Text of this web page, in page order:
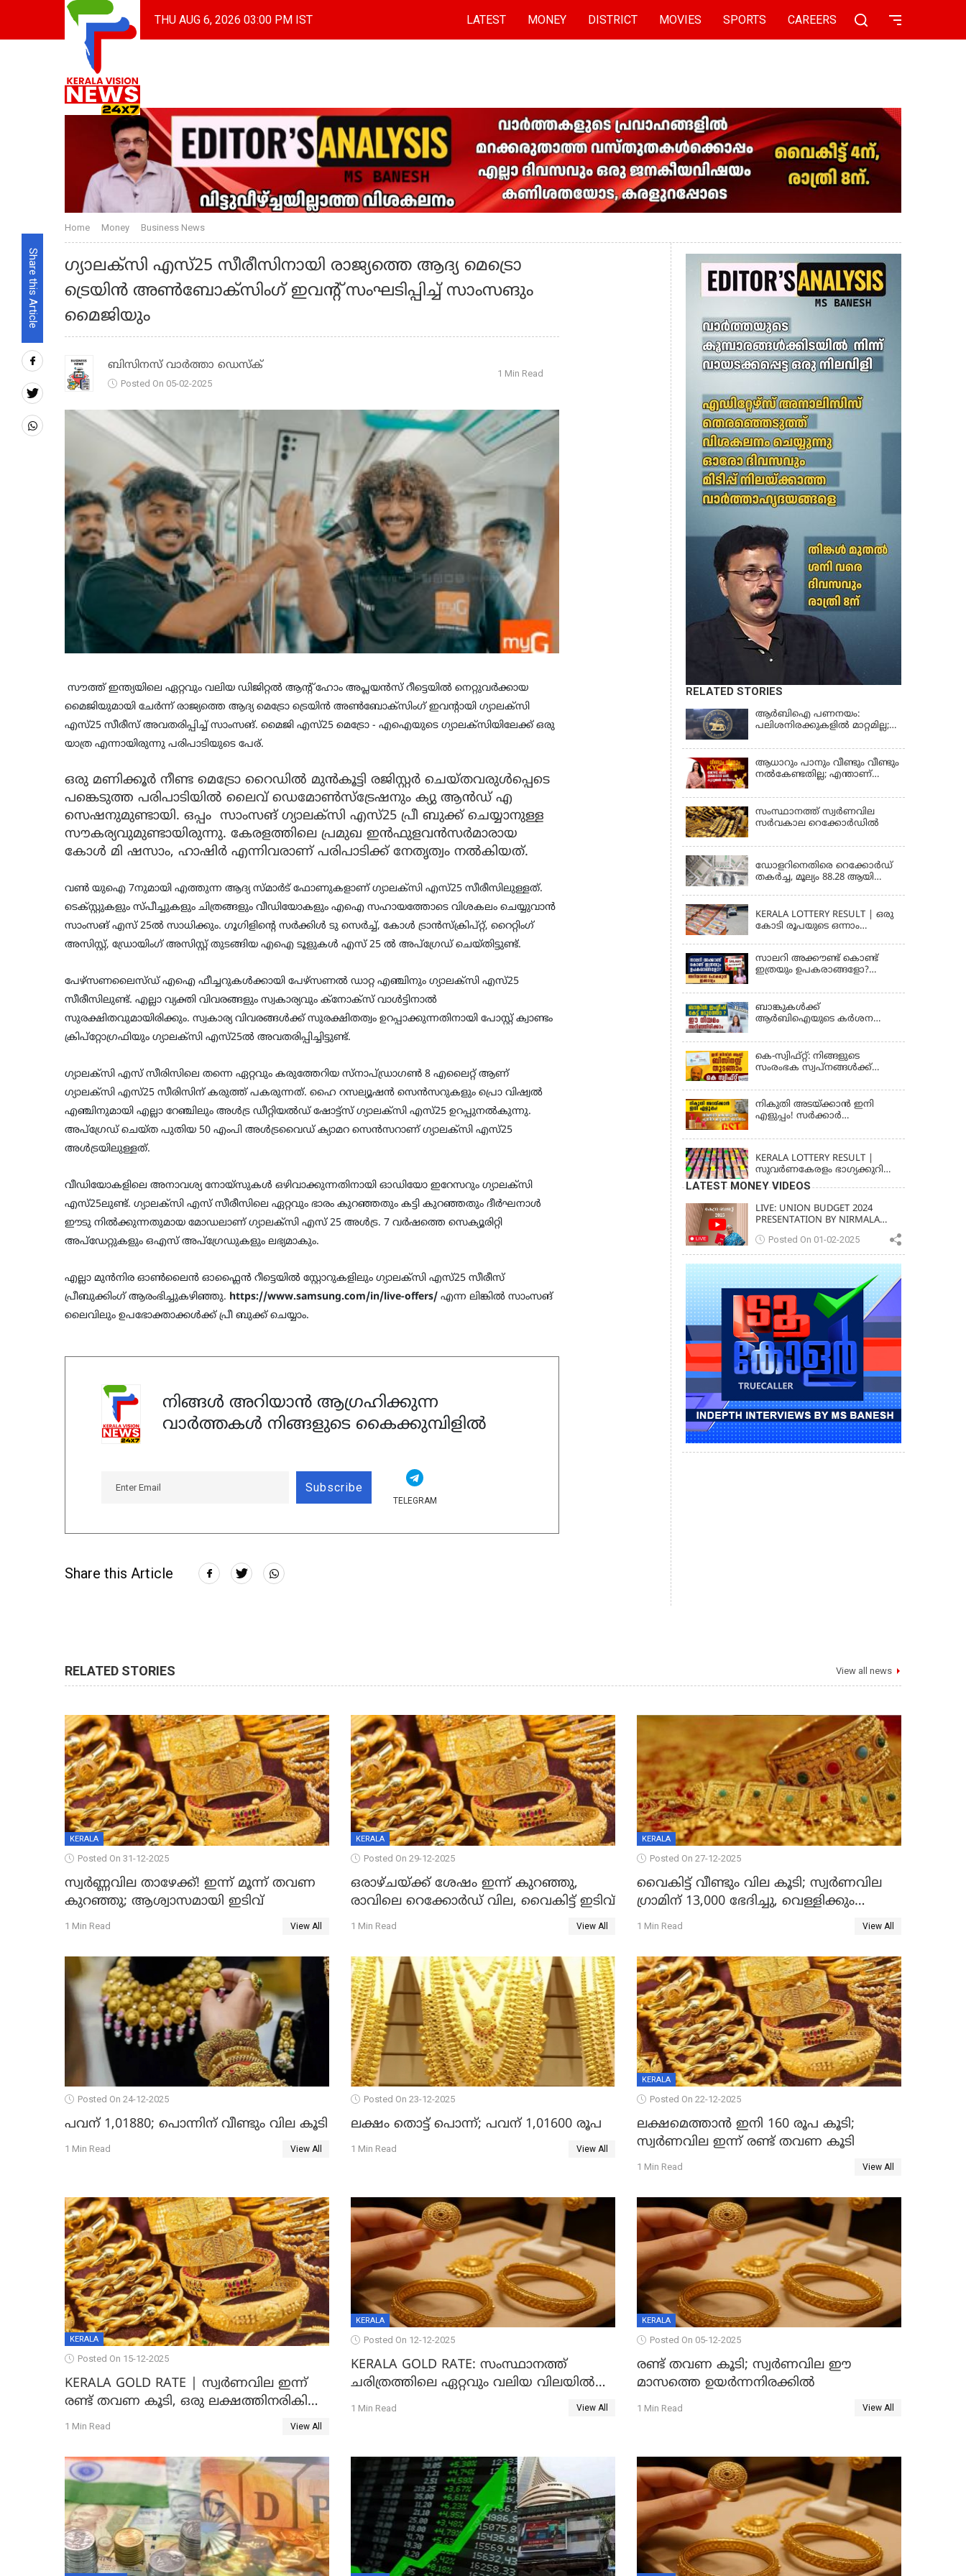
THU AUG 6, 2026 03:00 PM IST LATEST MONEY DISTRICT MOVIES SPORTS CAREERS
Share this Article
Home Money Business News
ഗ്യാലക്സി എസ്25 സീരീസിനായി രാജ്യത്തെ ആദ്യ മെട്രൊ
ട്രെയിന്‍ അണ്‍ബോക്സിംഗ് ഇവന്റ് സംഘടിപ്പിച്ച് സാംസങും
മൈജിയും
ബിസിനസ് വാർത്താ ഡെസ്ക്
Posted On 05-02-2025
1 Min Read
സൗത്ത് ഇന്ത്യയിലെ ഏറ്റവും വലിയ ഡിജിറ്റല്‍ ആന്റ് ഹോം അപ്ലയന്‍സ് റീട്ടെയില്‍ നെറ്റുവര്‍ക്കായ
മൈജിയുമായി ചേര്‍ന്ന് രാജ്യത്തെ ആദ്യ മെട്രോ ട്രെയിന്‍ അണ്‍ബോക്സിംഗ് ഇവന്റായി ഗ്യാലക്സി
എസ്25 സീരീസ് അവതരിപ്പിച്ച് സാംസങ്. മൈജി എസ്25 മെട്രോ - എഐയുടെ ഗ്യാലക്സിയിലേക്ക് ഒരു
യാത്ര എന്നായിരുന്നു പരിപാടിയുടെ പേര്.
ഒരു മണിക്കൂര്‍ നീണ്ട മെട്രോ റൈഡില്‍ മുന്‍കൂട്ടി രജിസ്റ്റര്‍ ചെയ്തവരുള്‍പ്പെടെ
പങ്കെടുത്ത പരിപാടിയില്‍ ലൈവ് ഡെമോണ്‍സ്ട്രേഷനും ക്യു ആന്‍ഡ് എ
സെഷനുമുണ്ടായി. ഒപ്പം സാംസങ് ഗ്യാലക്സി എസ്25 പ്രീ ബുക്ക് ചെയ്യാനുള്ള
സൗകര്യവുമുണ്ടായിരുന്നു. കേരളത്തിലെ പ്രമുഖ ഇന്‍ഫുളവന്‍സര്‍മാരായ
കോൾ മി ഷസാം, ഹാഷിര്‍ എന്നിവരാണ് പരിപാടിക്ക് നേതൃത്വം നല്‍കിയത്.
വണ്‍ യുഐ 7നുമായി എത്തുന്ന ആദ്യ സ്മാര്‍ട് ഫോണുകളാണ് ഗ്യാലക്സി എസ്25 സീരീസിലുള്ളത്.
ടെക്സ്റ്റുകളും സ്പീച്ചുകളും ചിത്രങ്ങളും വീഡിയോകളും എഐ സഹായത്തോടെ വിശകലം ചെയ്യുവാന്‍
സാംസങ് എസ് 25ല്‍ സാധിക്കും. ഗൂഗിളിന്റെ സര്‍ക്കിള്‍ ടു സെര്‍ച്ച്, കോൾ ട്രാന്‍സ്‌ക്രിപ്റ്റ്, റൈറ്റിംഗ്
അസിസ്റ്റ്, ഡ്രോയിംഗ് അസിസ്റ്റ് തുടങ്ങിയ എഐ ടൂളുകള്‍ എസ് 25 ല്‍ അപ്ഗ്രേഡ് ചെയ്തിട്ടുണ്ട്.
പേഴ്സണലൈസ്ഡ് എഐ ഫീച്ചറുകള്‍ക്കായി പേഴ്സണല്‍ ഡാറ്റ എഞ്ചിനും ഗ്യാലക്സി എസ്25
സീരീസിലുണ്ട്. എല്ലാ വ്യക്തി വിവരങ്ങളും സ്വകാര്യവും ക്നോക്സ് വാള്‍ട്ടിനാല്‍
സുരക്ഷിതവുമായിരിക്കും. സ്വകാര്യ വിവരങ്ങള്‍ക്ക് സുരക്ഷിതത്വം ഉറപ്പാക്കുന്നതിനായി പോസ്റ്റ് ക്വാണ്ടം
ക്രിപ്റ്റോഗ്രഫിയും ഗ്യാലക്സി എസ്25ല്‍ അവതരിപ്പിച്ചിട്ടുണ്ട്.
ഗ്യാലക്സി എസ് സീരിസിലെ തന്നെ ഏറ്റവും കരുത്തേറിയ സ്നാപ്ഡ്രാഗണ്‍ 8 എലൈറ്റ് ആണ്
ഗ്യാലക്സി എസ്25 സീരിസിന് കരുത്ത് പകരുന്നത്. ഹൈ റസല്യൂഷന്‍ സെന്‍സറുകളും പ്രൊ വിഷ്വല്‍
എഞ്ചിനുമായി എല്ലാ റേഞ്ചിലും അള്‍ട്ര ഡീറ്റിയല്‍ഡ് ഷോട്ട്സ് ഗ്യാലക്സി എസ്25 ഉറപ്പുനല്‍കുന്നു.
അപ്ഗ്രേഡ് ചെയ്ത പുതിയ 50 എംപി അള്‍ട്രവൈഡ് ക്യാമറ സെന്‍സറാണ് ഗ്യാലക്സി എസ്25
അള്‍ട്രയിലുള്ളത്.
വീഡിയോകളിലെ അനാവശ്യ നോയ്സുകള്‍ ഒഴിവാക്കുന്നതിനായി ഓഡിയോ ഇറേസറും ഗ്യാലക്സി
എസ്25ലുണ്ട്. ഗ്യാലക്സി എസ് സീരീസിലെ ഏറ്റവും ഭാരം കുറഞ്ഞതും കട്ടി കുറഞ്ഞതും ദീര്‍ഘനാള്‍
ഈടു നില്‍ക്കുന്നതുമായ മോഡലാണ് ഗ്യാലക്സി എസ് 25 അള്‍ട്ര. 7 വര്‍ഷത്തെ സെക്യൂരിറ്റി
അപ്ഡേറ്റുകളും ഒഎസ് അപ്ഗ്രേഡുകളും ലഭ്യമാകും.
എല്ലാ മുന്‍നിര ഓണ്‍ലൈന്‍ ഓഫ്ലൈന്‍ റീട്ടെയില്‍ സ്റ്റോറുകളിലും ഗ്യാലക്സി എസ്25 സീരീസ്
പ്രീബുക്കിംഗ് ആരംഭിച്ചുകഴിഞ്ഞു. https://www.samsung.com/in/live-offers/ എന്ന ലിങ്കില്‍ സാംസങ്
ലൈവിലും ഉപഭോക്താക്കള്‍ക്ക് പ്രീ ബുക്ക് ചെയ്യാം.
നിങ്ങൾ അറിയാൻ ആഗ്രഹിക്കുന്ന
വാർത്തകൾ നിങ്ങളുടെ കൈക്കുമ്പിളിൽ
Subscribe
TELEGRAM
Share this Article
RELATED STORIES
ആർബിഐ പണനയം:
പലിശനിരക്കുകളിൽ മാറ്റമില്ല;
ശതമാനമായി തുടരും
ആധാറും പാനും വീണ്ടും വീണ്ടും
നൽകേണ്ടതില്ല; എന്താണ്
എളുപ്പമാക്കുന്ന CKYC?
സംസ്ഥാനത്ത് സ്വര്‍ണവില
സര്‍വകാല റെക്കോര്‍ഡില്‍
ഡോളറിനെതിരെ റെക്കോർഡ്
തകർച്ച, മൂല്യം 88.28 ആയി
KERALA LOTTERY RESULT | ഒരു
കോടി രൂപയുടെ ഒന്നാം
പ്രഖ്യാപിച്ചു | STHREE SAKTHI SS
482 LOTTERY RESULT
സാലറി അക്കൗണ്ട് കൊണ്ട്
ഇത്രയും ഉപകരാങ്ങളോ?
ഇക്കാര്യം
ബാങ്കുകൾക്ക്
ആർബിഐയുടെ കർശന
മലയാളത്തിൽ, പരാതികൾക്ക്
ഉടൻ പരിഹാരം
കെ-സ്വിഫ്റ്റ്: നിങ്ങളുടെ
സംരംഭക സ്വപ്നങ്ങൾക്ക്
നികുതി അടയ്ക്കാൻ ഇനി
എളുപ്പം! സർക്കാർ
അറിയാം
KERALA LOTTERY RESULT |
സുവര്‍ണകേരളം ഭാഗ്യക്കുറി
നറുക്കെടുപ്പ് ഫലം (SUVARNA
KERALAM SK-16)
LATEST MONEY VIDEOS
LIVE: UNION BUDGET 2024
PRESENTATION BY NIRMALA
SITHARAMAN | KERALA VISION
NEWSPosted On 01-02-2025
RELATED STORIES View all news
KERALA
Posted On 31-12-2025
സ്വർണ്ണവില താഴേക്ക്! ഇന്ന് മൂന്ന് തവണ
കുറഞ്ഞു; ആശ്വാസമായി ഇടിവ്
1 Min Read View All
KERALA
Posted On 29-12-2025
ഒരാഴ്ചയ്ക്ക് ശേഷം ഇന്ന് കുറഞ്ഞു,
രാവിലെ റെക്കോർഡ് വില, വൈകിട്ട് ഇടിവ്
1 Min Read View All
KERALA
Posted On 27-12-2025
വൈകിട്ട് വീണ്ടും വില കൂടി; സ്വർണവില
ഗ്രാമിന് 13,000 ഭേദിച്ചു, വെള്ളിക്കും
റെക്കോർഡ്
1 Min Read View All
Posted On 24-12-2025
പവന് 1,01880; പൊന്നിന് വീണ്ടും വില കൂടി
1 Min Read View All
Posted On 23-12-2025
ലക്ഷം തൊട്ട് പൊന്ന്; പവന് 1,01600 രൂപ
1 Min Read View All
KERALA
Posted On 22-12-2025
ലക്ഷമെത്താൻ ഇനി 160 രൂപ കൂടി;
സ്വർണവില ഇന്ന് രണ്ട് തവണ കൂടി
1 Min Read View All
KERALA
Posted On 15-12-2025
KERALA GOLD RATE | സ്വർണവില ഇന്ന്
രണ്ട് തവണ കൂടി, ഒരു ലക്ഷത്തിനരികിൽ;
സർവകാല റെക്കോഡ്
1 Min Read View All
KERALA
Posted On 12-12-2025
KERALA GOLD RATE: സംസ്ഥാനത്ത്
ചരിത്രത്തിലെ ഏറ്റവും വലിയ വിലയിൽ
സ്വർണം; സർവ്വകാല റെക്കോർഡിൽ
1 Min Read View All
KERALA
Posted On 05-12-2025
രണ്ട് തവണ കൂടി; സ്വർണവില ഈ
മാസത്തെ ഉയർന്നനിരക്കിൽ
1 Min Read View All